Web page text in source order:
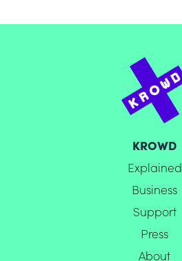
KROWD
Explained
Business
Support
Press
About